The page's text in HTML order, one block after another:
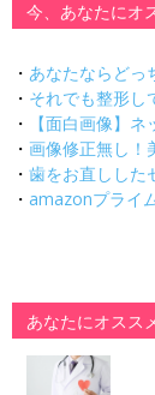
今、あなたにオ
・ あなたならどっ
・ それでも整形し
・
【面白画像】
・ 画像修正無し！
・ 歯をお直しした
・ amazonプライ
あなたにオスス